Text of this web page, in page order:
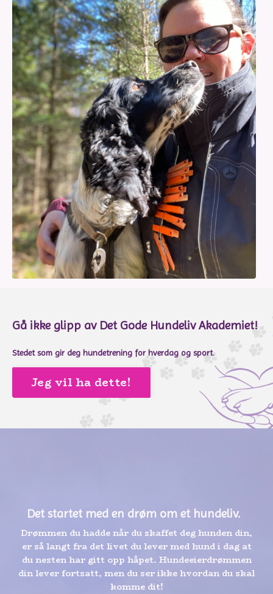
Gå ikke glipp av Det Gode Hundeliv Akademiet!
Stedet som gir deg hundetrening for hverdag og sport.
Jeg vil ha dette!
Det startet med en drøm om et hundeliv.
Drømmen du hadde når du skaffet deg hunden din,
er så langt fra det livet du lever med hund i dag at
du nesten har gitt opp håpet. Hundeeierdrømmen
din lever fortsatt, men du ser ikke hvordan du skal
komme dit!